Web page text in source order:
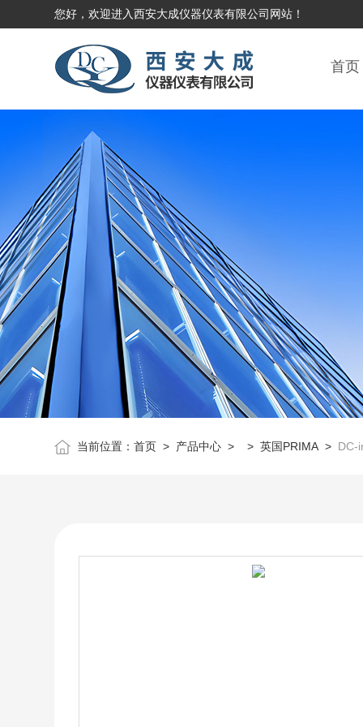
您好，欢迎进入西安大成仪器仪表有限公司网站！
首页
当前位置：首页 > 产品中心 > >英国PRIMA > DC-